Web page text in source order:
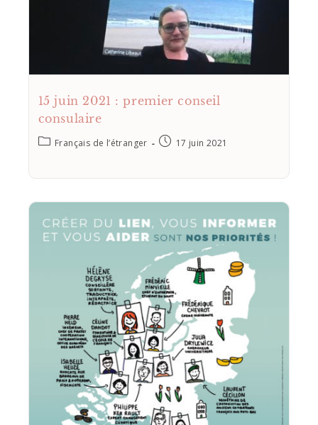
15 juin 2021 : premier conseil
consulaire
Français de l’étranger 17 juin 2021